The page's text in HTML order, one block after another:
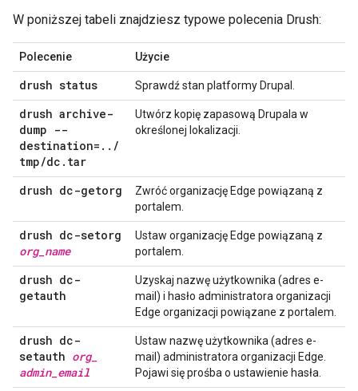
W poniższej tabeli znajdziesz typowe polecenia Drush:
Polecenie Użycie
drush status Sprawdź stan platformy Drupal.
drush archive-
dump --
destination= . . /
tmp/dc . tar
Utwórz kopię zapasową Drupala w
określonej lokalizacji.
drush dc-getorg
Zwróć organizację Edge powiązaną z
portalem.
drush dc-setorg
org_ name
Ustaw organizację Edge powiązaną z
portalem.
drush dc-
getauth
Uzyskaj nazwę użytkownika (adres e-
mail) i hasło administratora organizacji
Edge organizacji powiązane z portalem.
drush dc-
setauth org_
admin_ email
Ustaw nazwę użytkownika (adres e-
mail) administratora organizacji Edge.
Pojawi się prośba o ustawienie hasła.